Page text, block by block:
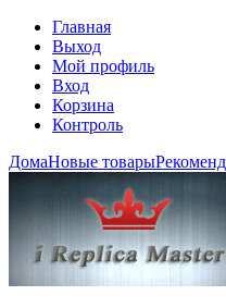
Главная
Выход
Мой профиль
Вход
Корзина
Контроль
ДомаНовые товары